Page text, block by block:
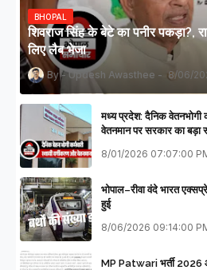
BHOPAL
शिवराज सिंह के बेटे का पनीर पकड़ा?,
लिए लैब भेजा
Updesh Awasthee 8/06/
मध्य प्रदेश: दैनिक वेतनभोगी
वेतनमान पर सरकार का बड़ा
8/01/2026 07:07:00
भोपाल–रीवा वंदे भारत
हुई
8/06/2026 09:14:00
MP Patwari भर्ती 2026